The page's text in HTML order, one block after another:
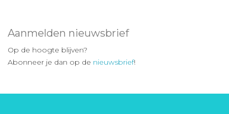
Aanmelden nieuwsbrief
Op de hoogte blijven?
Abonneer je dan op de nieuwsbrief!